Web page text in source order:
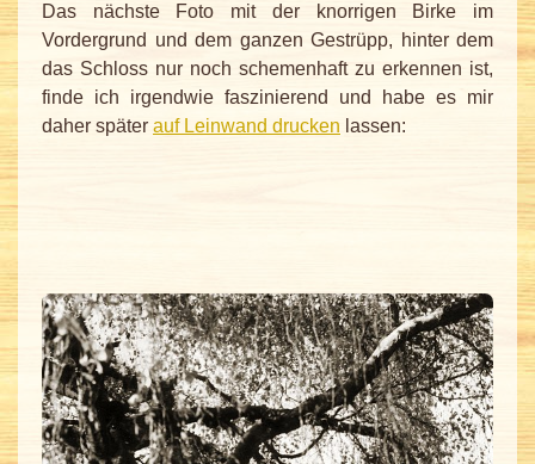
Das nächste Foto mit der knorrigen Birke im
Vordergrund und dem ganzen Gestrüpp, hinter dem
das Schloss nur noch schemenhaft zu erkennen ist,
finde ich irgendwie faszinierend und habe es mir
daher später auf Leinwand drucken lassen: